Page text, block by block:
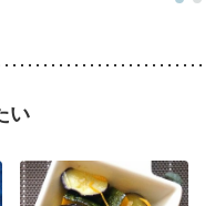
い